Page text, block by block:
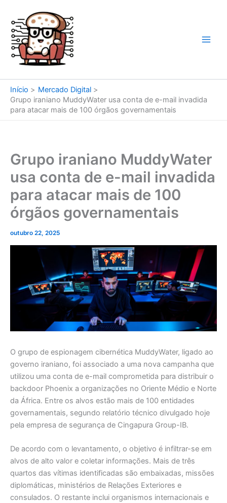
conteúdo
Início
Mercado Digital
Grupo iraniano MuddyWater usa conta de e-mail invadida
para atacar mais de 100 órgãos governamentais
Grupo iraniano MuddyWater
usa conta de e-mail invadida
para atacar mais de 100
órgãos governamentais
outubro 22, 2025
O grupo de espionagem cibernética MuddyWater, ligado ao
governo iraniano, foi associado a uma nova campanha que
utilizou uma conta de e-mail comprometida para distribuir o
backdoor Phoenix a organizações no Oriente Médio e Norte
da África. Entre os alvos estão mais de 100 entidades
governamentais, segundo relatório técnico divulgado hoje
pela empresa de segurança de Cingapura Group-IB.
De acordo com o levantamento, o objetivo é infiltrar-se em
alvos de alto valor e coletar informações. Mais de três
quartos das vítimas identificadas são embaixadas, missões
diplomáticas, ministérios de Relações Exteriores e
consulados. O restante inclui organismos internacionais e